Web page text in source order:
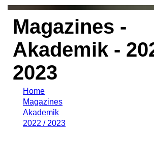
Magazines -
Akademik -
2023
Home
Magazines
Akademik
2022 / 2023